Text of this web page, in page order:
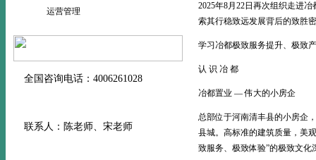
运营管理
全国咨询电话：4006261028
联系人：陈老师、宋老师
2025年8月22日再次组织走进
索其行稳致远发展背后的致胜
学习冶都极致服务提升、极致
认 识 冶 都
冶都置业 — 伟大的小房企
总部位于河南清丰县的小房企
县城。高标准的建筑质量，美
致服务、极致体验”的极致文